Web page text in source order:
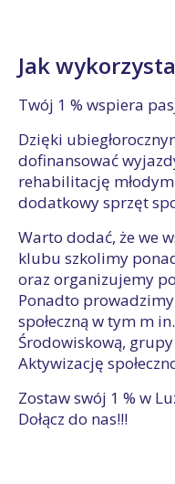
Jak
Twój 1 % wspiera
Dzięki
dofinansować
rehabilitację
dodatkowy sprzęt
Warto dodać, że we
klubu szkolimy
oraz organizujemy
Ponadto
społeczną w tym m
Środowiskową,
Aktywizację
Zostaw swój 1 % w
Dołącz do nas!!!